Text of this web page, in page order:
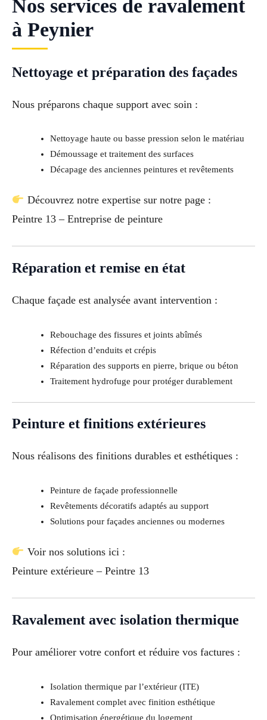
Nos services de ravalement
à Peynier
Nettoyage et préparation des façades
Nous préparons chaque support avec soin :
Nettoyage haute ou basse pression selon le matériau
Démoussage et traitement des surfaces
Décapage des anciennes peintures et revêtements
Découvrez notre expertise sur notre page :
Peintre 13 – Entreprise de peinture
Réparation et remise en état
Chaque façade est analysée avant intervention :
Rebouchage des fissures et joints abîmés
Réfection d’enduits et crépis
Réparation des supports en pierre, brique ou béton
Traitement hydrofuge pour protéger durablement
Peinture et finitions extérieures
Nous réalisons des finitions durables et esthétiques :
Peinture de façade professionnelle
Revêtements décoratifs adaptés au support
Solutions pour façades anciennes ou modernes
Voir nos solutions ici :
Peinture extérieure – Peintre 13
Ravalement avec isolation thermique
Pour améliorer votre confort et réduire vos factures :
Isolation thermique par l’extérieur (ITE)
Ravalement complet avec finition esthétique
Optimisation énergétique du logement